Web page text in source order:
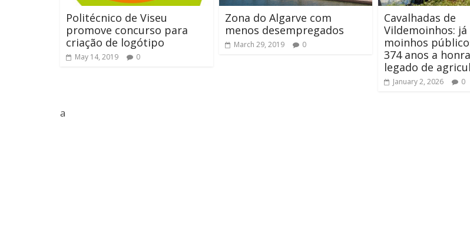
Politécnico de Viseu
promove concurso para
criação de logótipo
May 14, 2019 0
Zona do Algarve com
menos desempregados
March 29, 2019 0
Cavalhadas de
Vildemoinhos: já
moinhos
374 anos a
legado de
January 2, 2026 0
a